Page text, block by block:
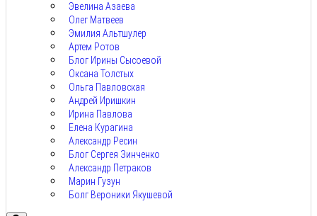
Эвелина Азаева
Олег Матвеев
Эмилия Альтшулер
Артем Ротов
Блог Ирины Сысоевой
Оксана Толстых
Ольга Павловская
Андрей Иришкин
Ирина Павлова
Елена Курагина
Александр Ресин
Блог Сергея Зинченко
Александр Петраков
Марин Гузун
Болг Вероники Якушевой